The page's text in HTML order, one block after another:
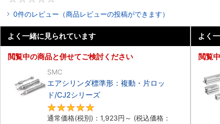
0件のレビュー（商品レビューの投稿ができます）
よく一緒に見られています
閲覧中の商品と併せてご検討ください
SMC
エアシリンダ標準形：複動・片ロッ
ド/CJ2シリーズ
通常価格(税別)： 1,923円 ～ (税込価格：
よく
閲覧